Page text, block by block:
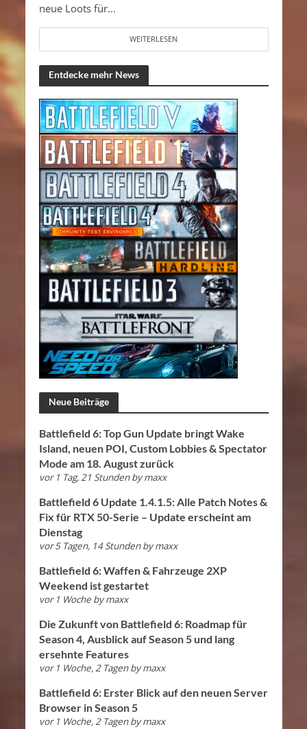
neue Loots für...
WEITERLESEN
Entdecke mehr News
Neue Beiträge
Battlefield 6: Top Gun Update bringt Wake
Island, neuen POI, Custom Lobbies & Spectator
Mode am 18. August zurück
vor 1 Tag, 21 Stunden bymaxx
Battlefield 6 Update 1.4.1.5: Alle Patch Notes &
Fix für RTX 50-Serie – Update erscheint am
Dienstag
vor 5 Tagen, 14 Stunden bymaxx
Battlefield 6: Waffen & Fahrzeuge 2XP
Weekend ist gestartet
vor 1 Woche bymaxx
Die Zukunft von Battlefield 6: Roadmap für
Season 4, Ausblick auf Season 5 und lang
ersehnte Features
vor 1 Woche, 2 Tagen bymaxx
Battlefield 6: Erster Blick auf den neuen Server
Browser in Season 5
vor 1 Woche, 2 Tagen bymaxx